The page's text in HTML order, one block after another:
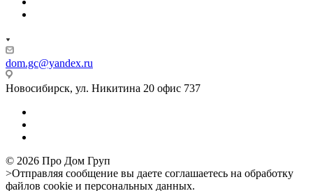
dom.gc@yandex.ru
Новосибирск, ул. Никитина 20 офис 737
© 2026 Про Дом Груп
>Отправляя сообщение вы даете соглашаетесь на обработку
файлов cookie и персональных данных.